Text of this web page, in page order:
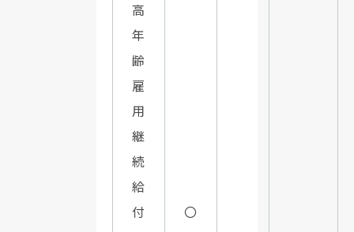
高
年
齢
雇
用
継
続
給
付
〇